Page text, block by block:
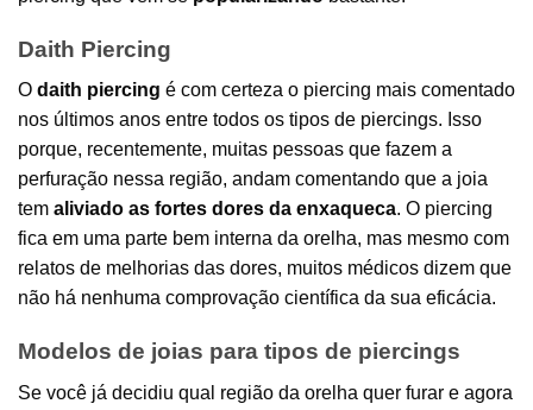
Daith Piercing
O daith piercing é com certeza o piercing mais comentado
nos últimos anos entre todos os tipos de piercings. Isso
porque, recentemente, muitas pessoas que fazem a
perfuração nessa região, andam comentando que a joia
tem aliviado as fortes dores da enxaqueca. O piercing
fica em uma parte bem interna da orelha, mas mesmo com
relatos de melhorias das dores, muitos médicos dizem que
não há nenhuma comprovação científica da sua eficácia.
Modelos de joias para tipos de piercings
Se você já decidiu qual região da orelha quer furar e agora